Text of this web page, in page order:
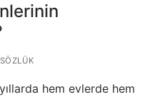
SÖZLÜK
hem evlerde hem